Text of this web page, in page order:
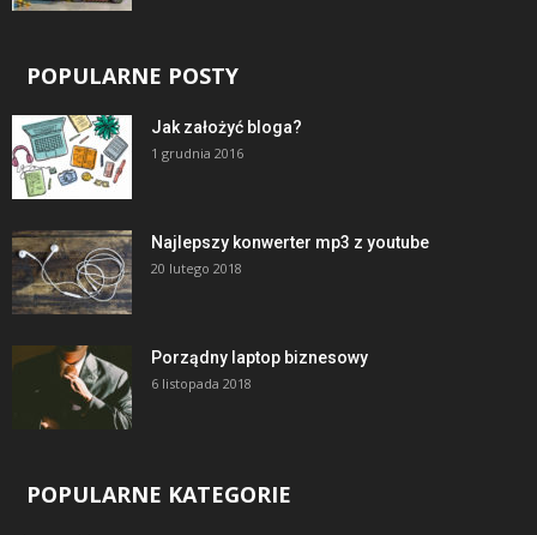
POPULARNE POSTY
Jak założyć bloga?
1 grudnia 2016
Najlepszy konwerter mp3 z youtube
20 lutego 2018
Porządny laptop biznesowy
6 listopada 2018
POPULARNE KATEGORIE